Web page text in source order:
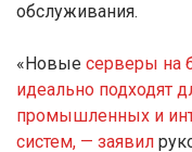
обслуживания.
«Новые серверы на
идеально подходят
промышленных и
систем, — заявил